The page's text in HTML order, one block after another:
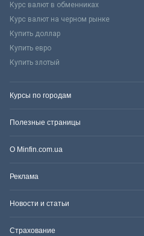
Курс валют в обменниках
Курс валют на черном рынке
Купить доллар
Купить евро
Купить злотый
Курсы по городам
Полезные страницы
О Minfin.com.ua
Реклама
Новости и статьи
Страхование